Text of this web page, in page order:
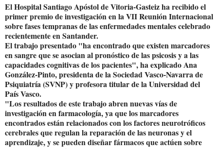
El Hospital Santiago Apóstol de Vitoria-Gasteiz ha recibido el
primer premio de investigación en la VII Reunión Internacional
sobre fases tempranas de las enfermedades mentales celebrado
recientemente en Santander.
El trabajo presentado "ha encontrado que existen marcadores
en sangre que se asocian al pronóstico de las psicosis y a las
capacidades cognitivas de los pacientes", ha explicado Ana
González-Pinto, presidenta de la Sociedad Vasco-Navarra de
Psiquiatría (SVNP) y profesora titular de la Universidad del
País Vasco.
"Los resultados de este trabajo abren nuevas vías de
investigación en farmacología, ya que los marcadores
encontrados están relacionados con los factores neurotróficos
cerebrales que regulan la reparación de las neuronas y el
aprendizaje, y se pueden diseñar fármacos que actúen sobre